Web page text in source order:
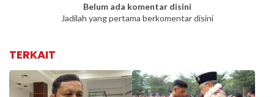
Belum ada komentar disini
Jadilah yang pertama berkomentar disini
TERKAIT